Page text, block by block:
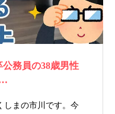
公務員の38歳男性
…
しまの市川です。今